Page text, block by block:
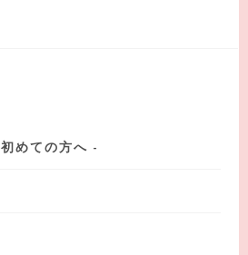
初めての方へ